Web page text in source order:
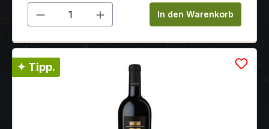
Produkt Anzahl: Gib denIn den Warenkorb
✦ Tipp.